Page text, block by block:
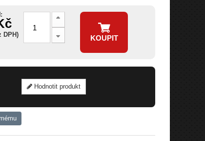
DPH) KOUPIT
Hodnotit produkt